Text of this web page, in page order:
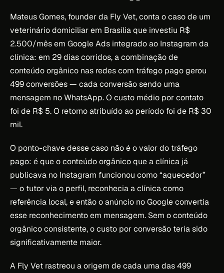
Mateus Gomes, founder da Fly Vet, conta o caso de um
veterinário domiciliar em Brasília que investiu R$
2.500/mês em Google Ads integrado ao Instagram da
clínica: em 29 dias corridos, a combinação de
conteúdo orgânico nas redes com tráfego pago gerou
499 conversões — cada conversão sendo uma
mensagem no WhatsApp. O custo médio por contato
foi de R$ 5. O retorno atribuído ao período foi de R$ 30
mil.
O ponto-chave desse caso não é o valor do tráfego
pago: é que o conteúdo orgânico que a clínica já
publicava no Instagram funcionou como “aquecedor”
— o tutor via o perfil, reconhecia a clínica como
referência local, e então o anúncio no Google convertia
esse reconhecimento em mensagem. Sem o conteúdo
orgânico consistente, o custo por conversão teria sido
significativamente maior.
A Fly Vet rastreou a origem de cada uma das 499